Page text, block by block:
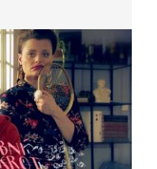
a problematice